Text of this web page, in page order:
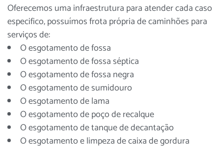
Oferecemos uma infraestrutura para atender cada caso
especifico, possuímos frota própria de caminhões para
serviços de:
O esgotamento de fossa
O esgotamento de fossa séptica
O esgotamento de fossa negra
O esgotamento de sumidouro
O esgotamento de lama
O esgotamento de poço de recalque
O esgotamento de tanque de decantação
O esgotamento e limpeza de caixa de gordura